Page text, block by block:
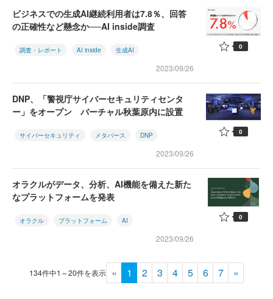
ビジネスでの生成AI継続利用者は7.8％、回答
の正確性など懸念か──AI inside調査
調査・レポート AI inside 生成AI
2023/09/26
0
DNP、「警視庁サイバーセキュリティセンタ
ー」をオープン バーチャル秋葉原内に設置
サイバーセキュリティ メタバース DNP
2023/09/26
0
オラクルがデータ、分析、AI機能を備えた新た
なプラットフォームを発表
オラクル プラットフォーム AI
2023/09/26
0
134件中1～20件を表示 « 1 2 3 4 5 6 7 »